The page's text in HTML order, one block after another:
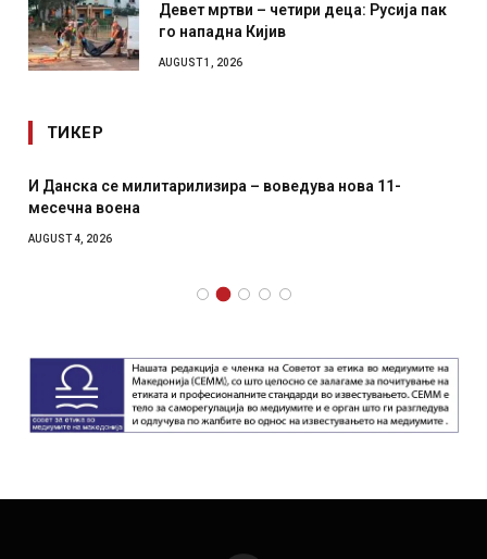
Девет мртви – четири деца: Русија пак
го нападна Кијив
AUGUST 1, 2026
ТИКЕР
И Данска се милитарилизира – воведува нова 11-
месечна воена
AUGUST 4, 2026